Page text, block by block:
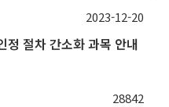
정 절차 간소화 과목 안내
28842
2023-12-20